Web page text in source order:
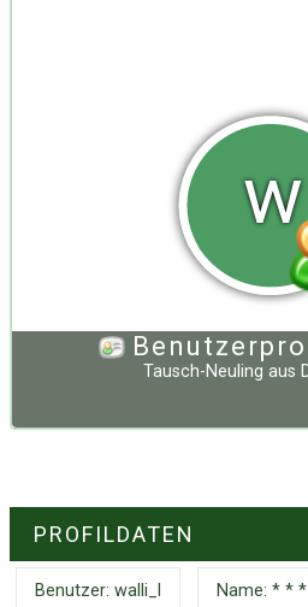
w
Tausch-Neuling aus
PROFILDATEN
Benutzer: walli_l Name: * *